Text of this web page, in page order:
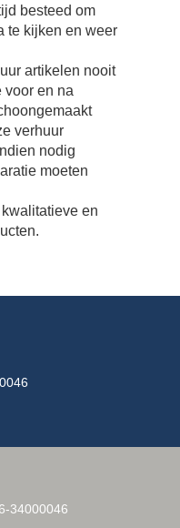
besteed om
te kijken en weer
artikelen nooit
voor en na
verhuur
nodig
moeten
en
34000046